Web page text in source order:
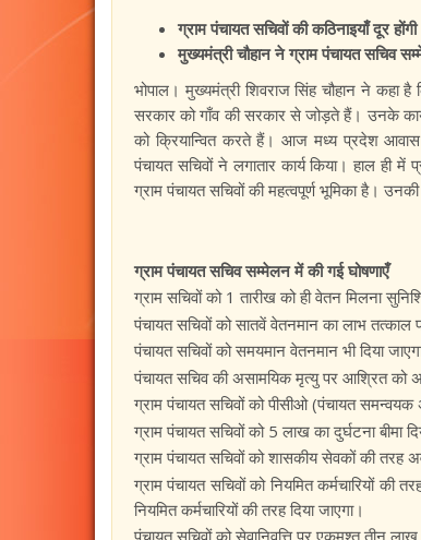
ग्राम पंचायत सचिवों की कठिनाइयाँ दूर होंगी
मुख्यमंत्री चौहान ने ग्राम पंचायत सचिव
भोपाल। मुख्यमंत्री शिवराज सिंह चौहान ने कहा
सरकार को गाँव की सरकार से जोड़ते हैं। उनके
को क्रियान्वित करते हैं। आज मध्य प्रदेश
पंचायत सचिवों ने लगातार कार्य किया। हाल ही
ग्राम पंचायत सचिवों की महत्वपूर्ण भूमिका है।
ग्राम पंचायत सचिव सम्मेलन में की गई घोषणाएँ
ग्राम सचिवों को 1 तारीख को ही वेतन मिलना
पंचायत सचिवों को सातवें वेतनमान का लाभ तत्काल
पंचायत सचिवों को समयमान वेतनमान भी दिया
पंचायत सचिव की असामयिक मृत्यु पर आश्रित को
ग्राम पंचायत सचिवों को पीसीओ (पंचायत
ग्राम पंचायत सचिवों को 5 लाख का दुर्घटना बीमा
ग्राम पंचायत सचिवों को शासकीय सेवकों की तरह
ग्राम पंचायत सचिवों को नियमित कर्मचारियों
नियमित कर्मचारियों की तरह दिया जाएगा।
पंचायत सचिवों को सेवानिवृत्ति पर एकमुश्त तीन लाख